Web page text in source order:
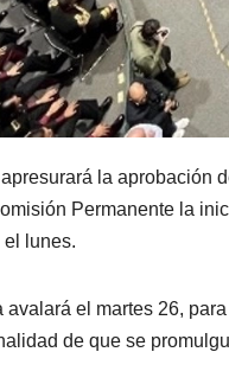
la aprobación
Permanente la
lunes.
avalará el martes 26,
de que se